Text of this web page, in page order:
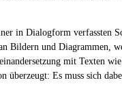
in Dialogform verfassten
Bildern und Diagrammen,
mit Texten
überzeugt: Es muss sich